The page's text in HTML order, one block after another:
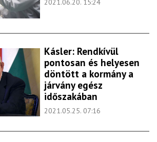
2021.06.20. 15:24
Kásler: Rendkívül
pontosan és helyesen
döntött a kormány a
járvány egész
időszakában
2021.05.25. 07:16